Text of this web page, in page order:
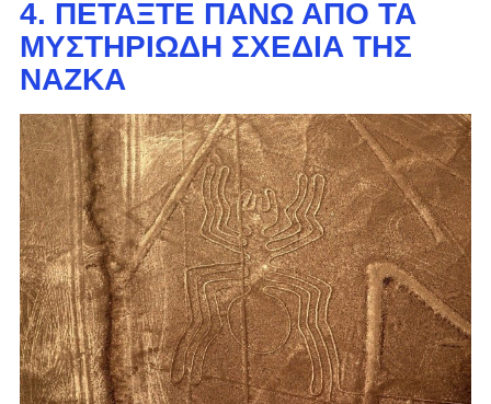
4. ΠΕΤΆΞΤΕ ΠΆΝΩ ΑΠΌ ΤΑ
ΜΥΣΤΗΡΙΏΔΗ ΣΧΈΔΙΑ ΤΗΣ
ΝΆΖΚΑ